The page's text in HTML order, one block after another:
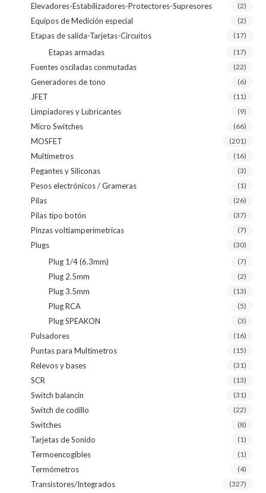
Elevadores-Estabilizadores-Protectores-Supresores (2)
Equipos de Medición especial (2)
Etapas de salida-Tarjetas-Circuitos (17)
Etapas armadas (17)
Fuentes osciladas conmutadas (22)
Generadores de tono (6)
JFET (11)
Limpiadores y Lubricantes (9)
Micro Switches (66)
MOSFET (201)
Multímetros (16)
Pegantes y Siliconas (3)
Pesos electrónicos / Grameras (1)
Pilas (26)
Pilas tipo botón (37)
Pinzas voltiamperimetricas (7)
Plugs (30)
Plug 1/4 (6.3mm) (7)
Plug 2.5mm (2)
Plug 3.5mm (13)
Plug RCA (5)
Plug SPEAKON (3)
Pulsadores (16)
Puntas para Multímetros (15)
Relevos y bases (31)
SCR (13)
Switch balancin (31)
Switch de codillo (22)
Switches (8)
Tarjetas de Sonido (1)
Termoencogibles (1)
Termómetros (4)
Transistores/Integrados (327)